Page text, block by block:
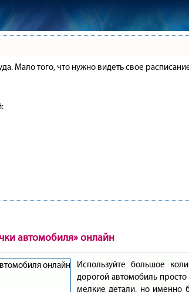
Мало того, что нужно видеть свое
автомобиля» онлайн
Используйте большое
дорогой автомобиль
мелкие детали, но именно